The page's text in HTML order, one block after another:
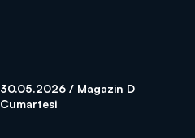
30.05.2026 / Magazin D
Cumartesi